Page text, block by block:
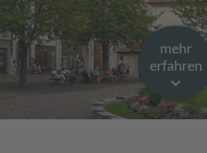
mehr
erfahren
keyboard_arrow_down